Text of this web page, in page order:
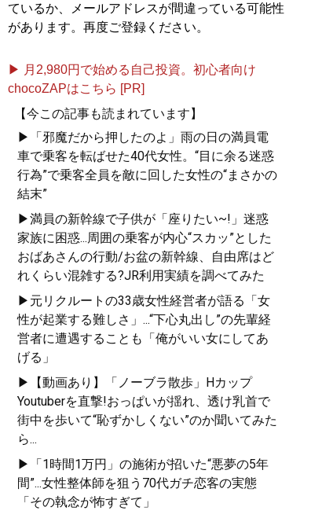
ているか、メールアドレスが間違っている可能性
があります。再度ご登録ください。
▶ 月2,980円で始める自己投資。初心者向け
chocoZAPはこちら [PR]
【今この記事も読まれています】
▶「邪魔だから押したのよ」雨の日の満員電
車で乗客を転ばせた40代女性。“目に余る迷惑
行為”で乗客全員を敵に回した女性の“まさかの
結末”
▶満員の新幹線で子供が「座りたい~!」迷惑
家族に困惑...周囲の乗客が内心“スカッ”とした
おばあさんの行動/お盆の新幹線、自由席はど
れくらい混雑する?JR利用実績を調べてみた
▶元リクルートの33歳女性経営者が語る「女
性が起業する難しさ」...“下心丸出し”の先輩経
営者に遭遇することも「俺がいい女にしてあ
げる」
▶【動画あり】「ノーブラ散歩」Hカップ
Youtuberを直撃!おっぱいが揺れ、透け乳首で
街中を歩いて“恥ずかしくない”のか聞いてみた
ら...
▶「1時間1万円」の施術が招いた“悪夢の5年
間”...女性整体師を狙う70代ガチ恋客の実態
「その執念が怖すぎて」